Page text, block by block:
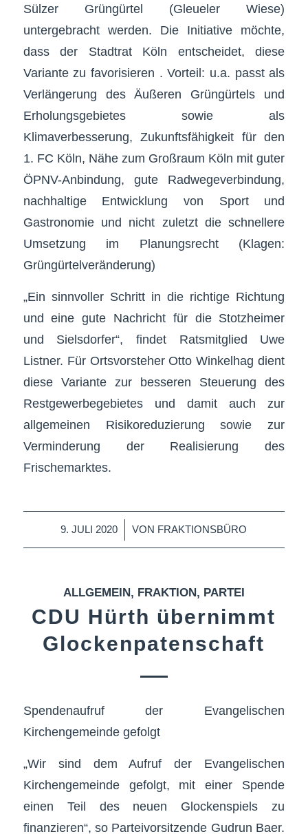
Sülzer Grüngürtel (Gleueler Wiese)
untergebracht werden. Die Initiative möchte,
dass der Stadtrat Köln entscheidet, diese
Variante zu favorisieren . Vorteil: u.a. passt als
Verlängerung des Äußeren Grüngürtels und
Erholungsgebietes sowie als
Klimaverbesserung, Zukunftsfähigkeit für den
1. FC Köln, Nähe zum Großraum Köln mit guter
ÖPNV-Anbindung, gute Radwegeverbindung,
nachhaltige Entwicklung von Sport und
Gastronomie und nicht zuletzt die schnellere
Umsetzung im Planungsrecht (Klagen:
Grüngürtelveränderung)
„Ein sinnvoller Schritt in die richtige Richtung
und eine gute Nachricht für die Stotzheimer
und Sielsdorfer“, findet Ratsmitglied Uwe
Listner. Für Ortsvorsteher Otto Win­kelhag dient
diese Variante zur besseren Steuerung des
Restgewerbegebietes und damit auch zur
allgemeinen Risikoreduzierung sowie zur
Verminderung der Realisierung des
Frischemarktes.
9. JULI 2020
/ VON FRAKTIONSBÜRO
ALLGEMEIN, FRAKTION, PARTEI
CDU Hürth übernimmt
Glockenpatenschaft
Spendenaufruf der Evangelischen
Kirchengemeinde gefolgt
„Wir sind dem Aufruf der Evangelischen
Kirchengemeinde gefolgt, mit einer Spende
einen Teil des neuen Glockenspiels zu
finanzieren“, so Parteivorsitzende Gudrun Baer.